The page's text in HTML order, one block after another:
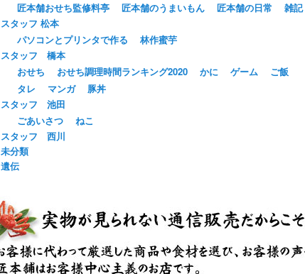
匠本舗おせち監修料亭
匠本舗のうまいもん 匠本舗の日常
雑記
スタッフ 松本
パソコンとプリンタで作る
林作蜜芋
スタッフ 橋本
おせち
おせち調理時間ランキング2020 かに ゲーム
ご飯
タレ
マンガ
豚丼
スタッフ 池田
ごあいさつ
ねこ
スタッフ 西川
未分類
遺伝